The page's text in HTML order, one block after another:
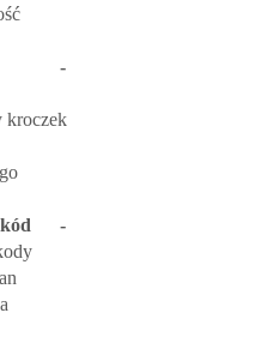
-
kroczek
-